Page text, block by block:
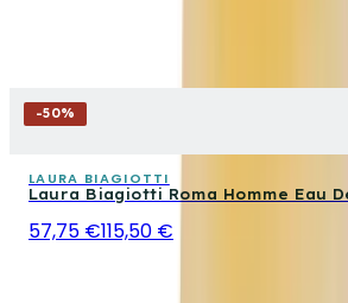
-50%
LAURA BIAGIOTTI
Laura Biagiotti Roma Homme Eau
57,75 €115,50 €